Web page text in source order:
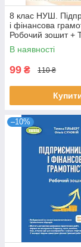
8 клас НУШ.
і фінансова
Робочий зошит +
завдання
Довгань
В наявності
99 ₴ 110 ₴
–10%